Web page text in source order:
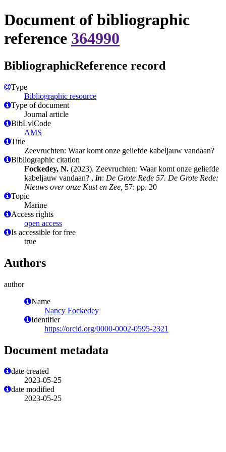
Document of bibliographic
reference 364990
BibliographicReference record
Type
Bibliographic resource
Type of document
Journal article
BibLvlCode
AMS
Title
Zeevruchten: Waar komt onze geliefde kabeljauw vandaan?
Bibliographic citation
Fockedey, N. (2023). Zeevruchten: Waar komt onze geliefde
kabeljauw vandaan? , in: De Grote Rede 57. De Grote Rede:
Nieuws over onze Kust en Zee, 57: pp. 20
Topic
Marine
Access rights
open access
Is accessible for free
true
Authors
author
Name
Nancy Fockedey
Identifier
https://orcid.org/0000-0002-0595-2321
Document metadata
date created
2023-05-25
date modified
2023-05-25